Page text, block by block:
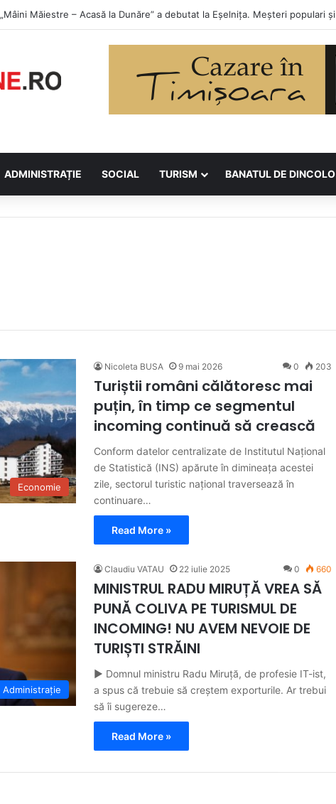
Săptămâna Florilor la Asociația BUNETI
ADMINISTRAȚIE SOCIAL TURISM BANATUL DE DINCOLO
Economie
Nicoleta BUSA 9 mai 2026 0 203
Turiștii români călătoresc mai
puțin, în timp ce segmentul
incoming continuă să crească
Conform datelor centralizate de Institutul Național
de Statistică (INS) apărute în dimineața acestei
zile, sectorul turistic național traversează în
continuare…
Read More »
Administrație
Claudiu VATAU 22 iulie 2025 0 660
MINISTRUL RADU MIRUȚĂ VREA SĂ
PUNĂ COLIVA PE TURISMUL DE
INCOMING! NU AVEM NEVOIE DE
TURIȘTI STRĂINI
► Domnul ministru Radu Miruță, de profesie IT-ist,
a spus că trebuie să creștem exporturile. Ar trebui
să îi sugereze…
Read More »